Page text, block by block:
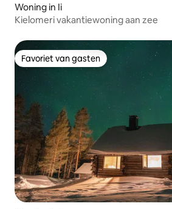
Woning in Ii
Kielomeri vakantiewoning aan zee
Favoriet van gasten
Favoriet van gasten